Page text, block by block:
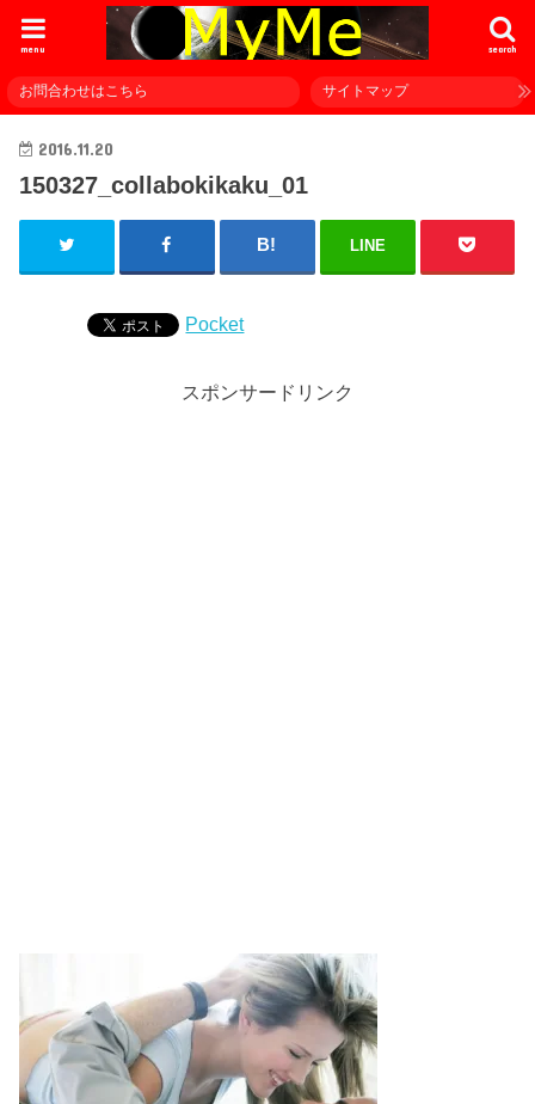
search
menu
お問合わせはこちら サイトマップ
2016.11.20
150327_collabokikaku_01
LINE
Pocket
スポンサードリンク